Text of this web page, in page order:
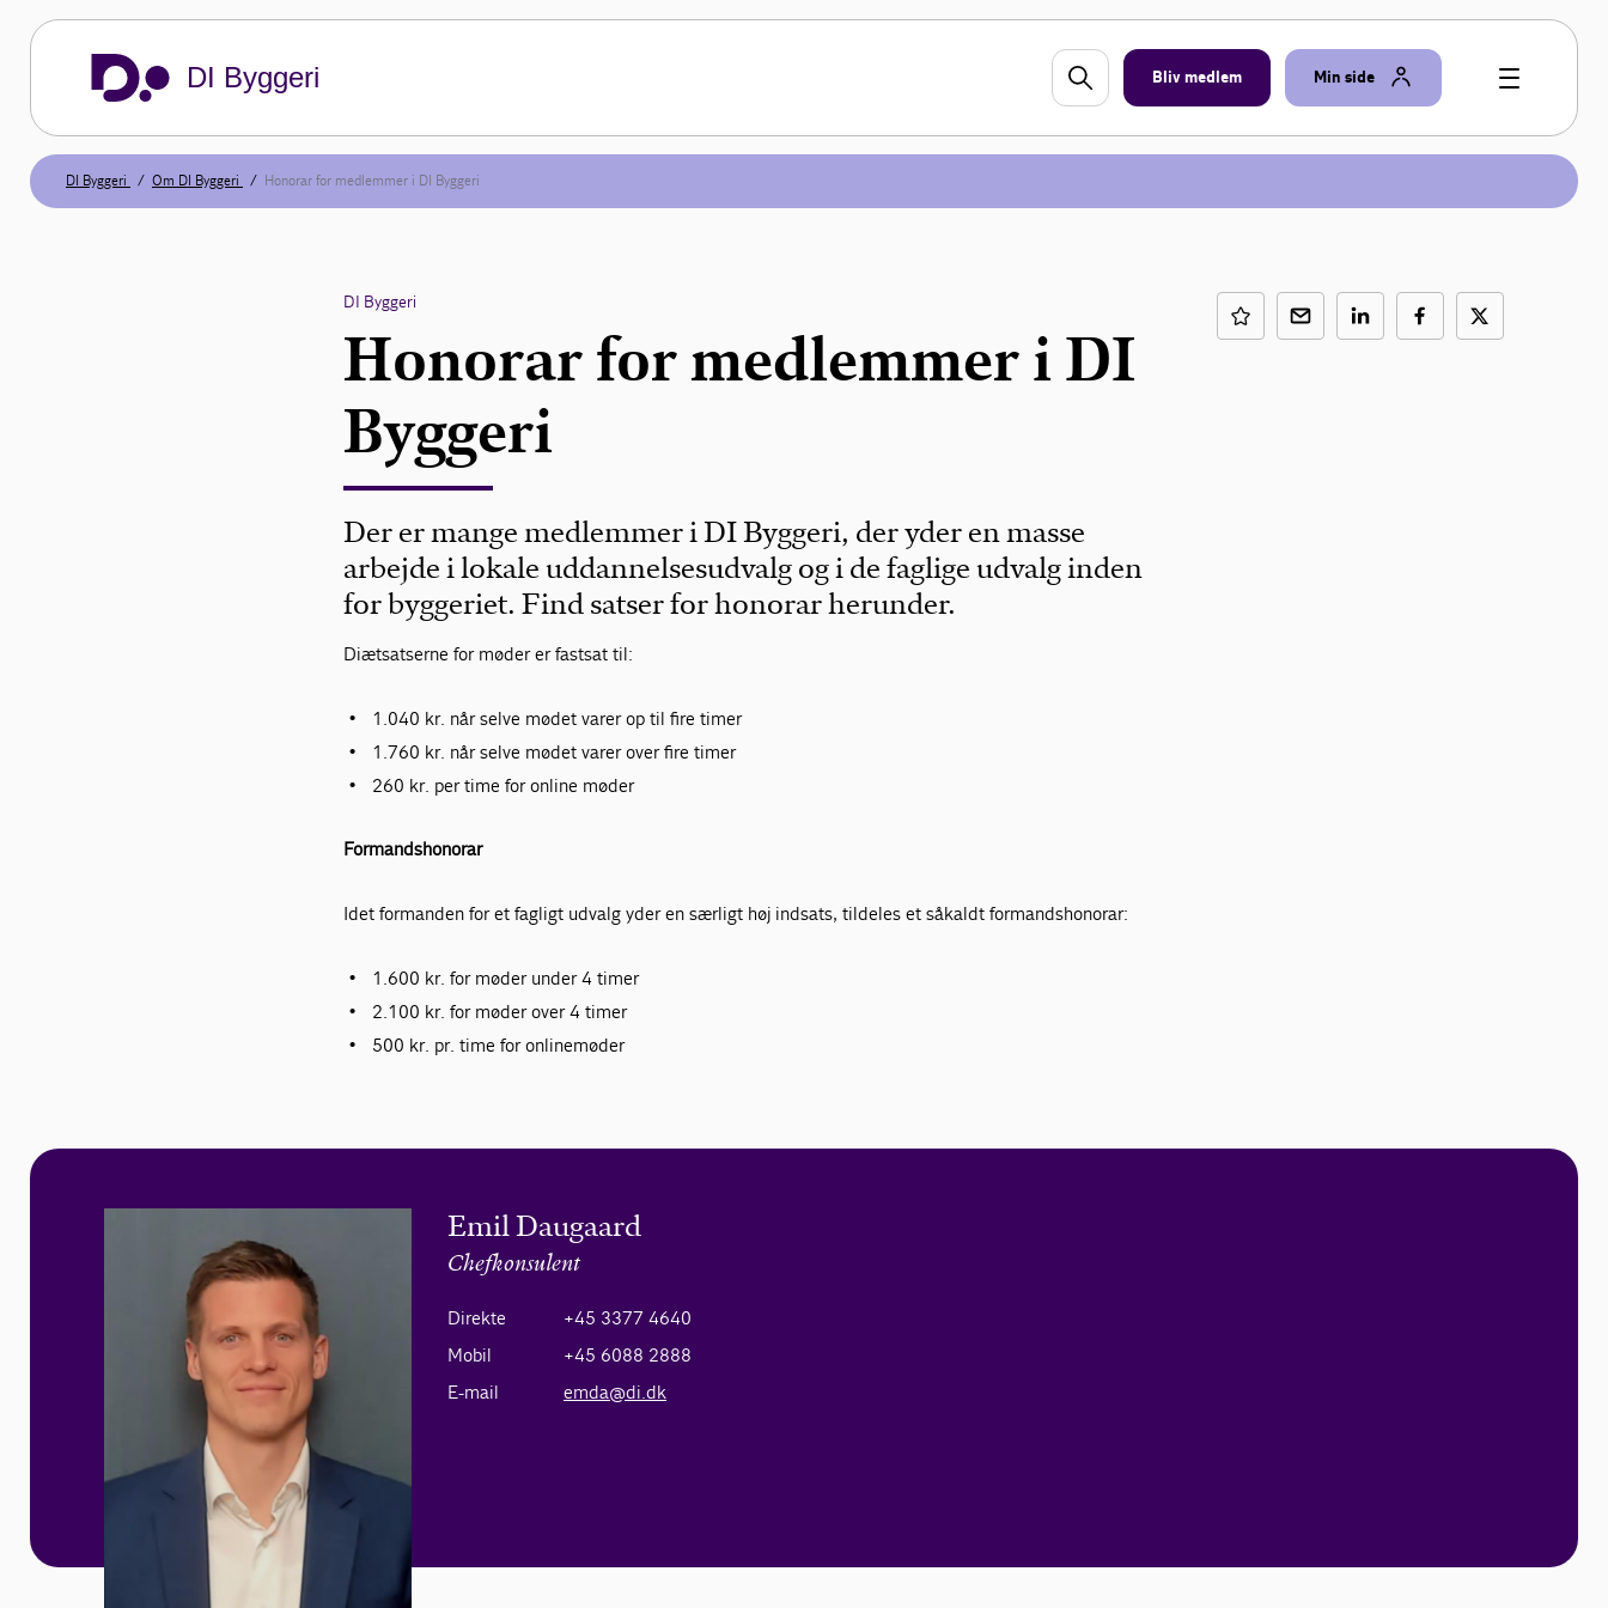
DI Byggeri Bliv medlem Min side
DI Byggeri Om DI Byggeri Honorar for medlemmer i DI Byggeri
DI Byggeri
Honorar for medlemmer i DI
Byggeri
Der er mange medlemmer i DI Byggeri, der yder en masse
arbejde i lokale uddannelsesudvalg og i de faglige udvalg inden
for byggeriet. Find satser for honorar herunder.
Diætsatserne for møder er fastsat til:
1.040 kr. når selve mødet varer op til fire timer
1.760 kr. når selve mødet varer over fire timer
260 kr. per time for online møder
Formandshonorar
Idet formanden for et fagligt udvalg yder en særligt høj indsats, tildeles et såkaldt formandshonorar:
1.600 kr. for møder under 4 timer
2.100 kr. for møder over 4 timer
500 kr. pr. time for onlinemøder
Emil Daugaard
Chefkonsulent
Direkte
+45 3377 4640
Mobil
+45 6088 2888
E-mail
emda@di.dk